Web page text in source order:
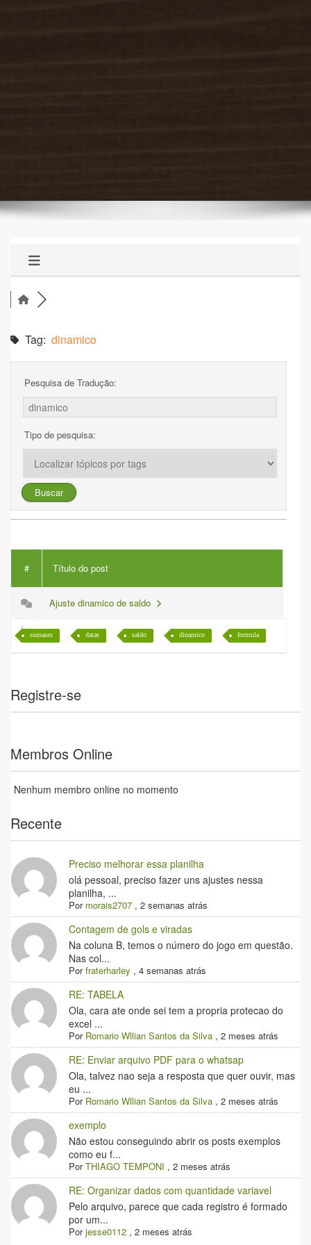
Tag: dinamico
Pesquisa de Tradução:
Tipo de pesquisa:
# Título do post
Ajuste dinamico de saldo
somases datas saldo dinamico formula
Registre-se
Membros Online
Nenhum membro online no momento
Recente
Preciso melhorar essa planilha
olá pessoal, preciso fazer uns ajustes nessa
planilha, ...
Por morais2707 ,2 semanas atrás
Contagem de gols e viradas
Na coluna B, temos o número do jogo em questão.
Nas col...
Porfraterharley ,4 semanas atrás
RE: TABELA
Ola, cara ate onde sei tem a propria protecao do
excel ...
Por Romario Wllian Santos da Silva ,2 meses atrás
RE: Enviar arquivo PDF para o whatsap
Ola, talvez nao seja a resposta que quer ouvir, mas
eu ...
Por Romario Wllian Santos da Silva ,2 meses atrás
exemplo
Não estou conseguindo abrir os posts exemplos
como eu f...
PorTHIAGO TEMPONI ,2 meses atrás
RE: Organizar dados com quantidade variavel
Pelo arquivo, parece que cada registro é formado
por um...
Porjesse0112 ,2 meses atrás